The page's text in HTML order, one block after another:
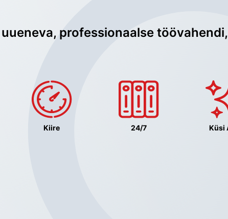
professionaalse
Kiire 24/7 Küsi